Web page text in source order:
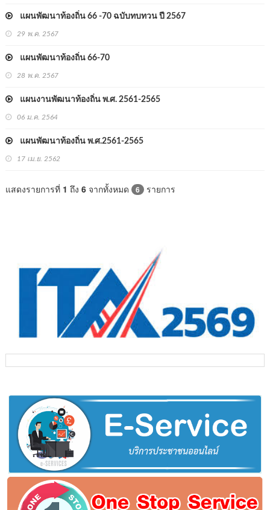
แผนพัฒนาท้องถิ่น 66 -70 ฉบับทบทวน ปี 2567
29 พ.ค. 2567
แผนพัฒนาท้องถิ่น 66-70
28 พ.ค. 2567
แผนงานพัฒนาท้องถิ่น พ.ศ. 2561-2565
06 ม.ค. 2564
แผนพัฒนาท้องถิ่น พ.ศ.2561-2565
17 เม.ย. 2562
แสดงรายการที่ 1 ถึง 6 จากทั้งหมด 6 รายการ